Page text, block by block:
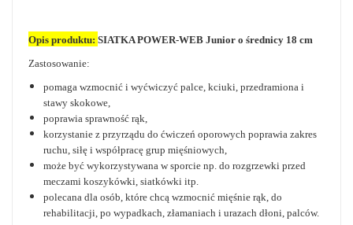
Opis produktu: SIATKA POWER-WEB Junior o średnicy 18 cm
Zastosowanie:
pomaga wzmocnić i wyćwiczyć palce, kciuki, przedramiona i
stawy skokowe,
poprawia sprawność rąk,
korzystanie z przyrządu do ćwiczeń oporowych poprawia zakres
ruchu, siłę i współpracę grup mięśniowych,
może być wykorzystywana w sporcie np. do rozgrzewki przed
meczami koszykówki, siatkówki itp.
polecana dla osób, które chcą wzmocnić mięśnie rąk, do
rehabilitacji, po wypadkach, złamaniach i urazach dłoni, palców.